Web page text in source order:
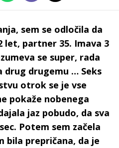
sem se odločila da
let, partner 35. Imava 3
se super, rada
drug drugemu … Seks
otrok se je vse
pokaže nobenega
jaz pobudo, da sva
Potem sem začela
bila prepričana, da je